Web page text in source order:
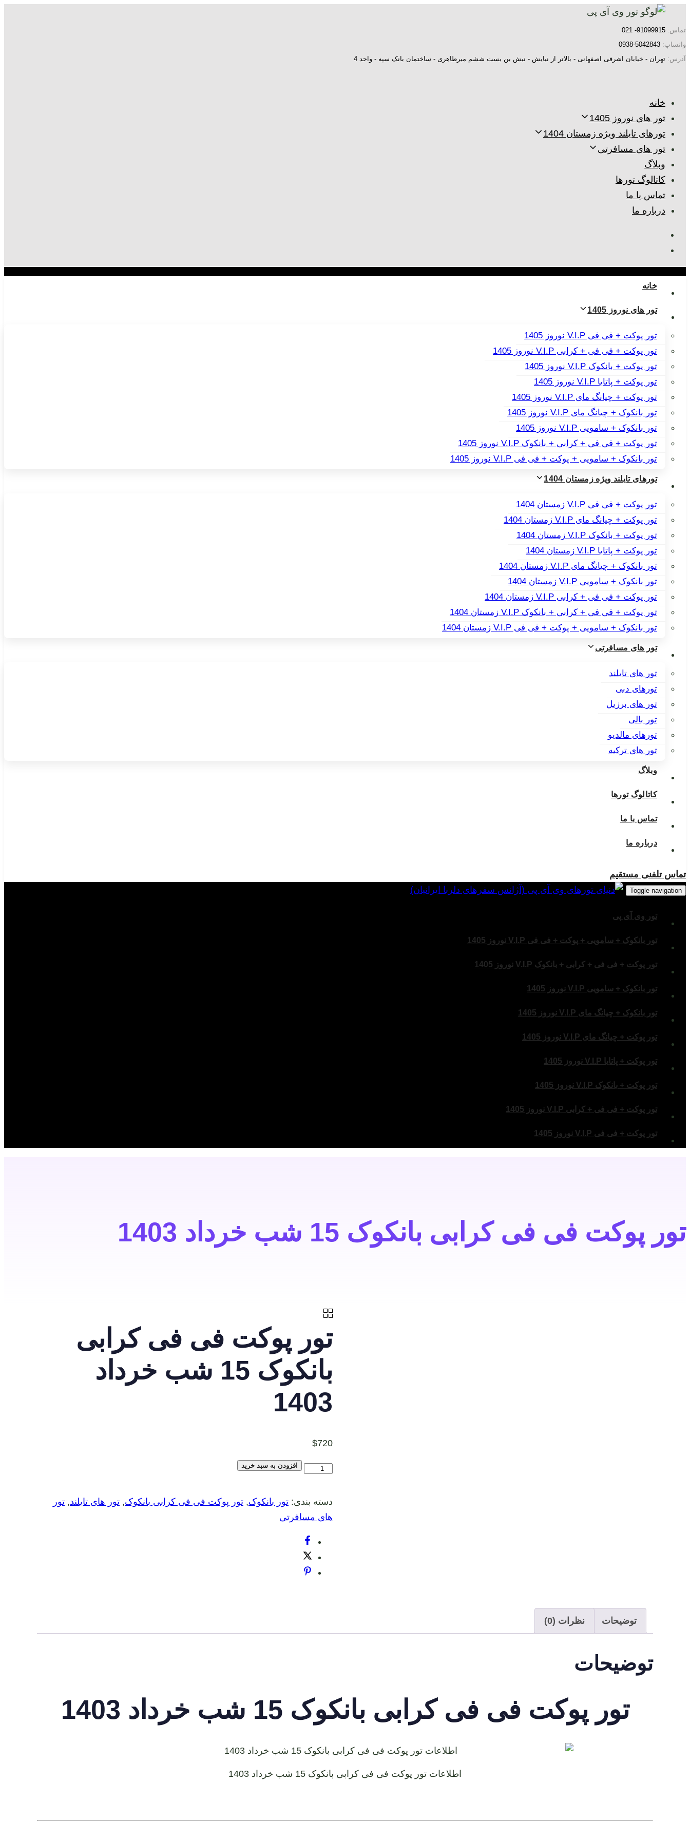
لینک
ها
به
ناوبری
اولیه
محتوا
تماس: 91099915- 021
واتساپ: 5042843-0938
آدرس: تهران - خیابان اشرفی اصفهانی - بالاتر از نیایش - نبش بن بست ششم میرطاهری - ساختمان بانک سپه - واحد 4
خانه
تور های نوروز 1405
تورهای تایلند ویژه زمستان 1404
تور های مسافرتی
وبلاگ
کاتالوگ تورها
تماس با ما
درباره ما
خانه
تور های نوروز 1405
تور پوکت + فی فی V.I.P نوروز 1405
تور پوکت + فی فی + کرابی V.I.P نوروز 1405
تور پوکت + بانکوک V.I.P نوروز 1405
تور پوکت + پاتایا V.I.P نوروز 1405
تور پوکت + چیانگ مای V.I.P نوروز 1405
تور بانکوک + چیانگ مای V.I.P نوروز 1405
تور بانکوک + سامویی V.I.P نوروز 1405
تور پوکت + فی فی + کرابی + بانکوک V.I.P نوروز 1405
تور بانکوک + سامویی + پوکت + فی فی V.I.P نوروز 1405
تورهای تایلند ویژه زمستان 1404
تور پوکت + فی فی V.I.P زمستان 1404
تور پوکت + چیانگ مای V.I.P زمستان 1404
تور پوکت + بانکوک V.I.P زمستان 1404
تور پوکت + پاتایا V.I.P زمستان 1404
تور بانکوک + چیانگ مای V.I.P زمستان 1404
تور بانکوک + سامویی V.I.P زمستان 1404
تور پوکت + فی فی + کرابی V.I.P زمستان 1404
تور پوکت + فی فی + کرابی + بانکوک V.I.P زمستان 1404
تور بانکوک + سامویی + پوکت + فی فی V.I.P زمستان 1404
تور های مسافرتی
تور های تایلند
تورهای دبی
تور های برزیل
تور بالی
تورهای مالدیو
تور های ترکیه
وبلاگ
کاتالوگ تورها
تماس با ما
درباره ما
تماس تلفنی مستقیم
Toggle navigation
تور وی آی پی
تور بانکوک + سامویی + پوکت + فی فی V.I.P نوروز 1405
تور پوکت + فی فی + کرابی + بانکوک V.I.P نوروز 1405
تور بانکوک + سامویی V.I.P نوروز 1405
تور بانکوک + چیانگ مای V.I.P نوروز 1405
تور پوکت + چیانگ مای V.I.P نوروز 1405
تور پوکت + پاتایا V.I.P نوروز 1405
تور پوکت + بانکوک V.I.P نوروز 1405
تور پوکت + فی فی + کرابی V.I.P نوروز 1405
تور پوکت + فی فی V.I.P نوروز 1405
تور پوکت فی فی کرابی بانکوک 15 شب خرداد 1403
تور پوکت فی فی کرابی
بانکوک 15 شب خرداد
1403
$720
تور
فی
فی
بانکوک
شب
افزودن به سبد خرید
دسته بندی: تور بانکوک, تور پوکت فی فی کرابی بانکوک, تور های تایلند, تور
های مسافرتی
توضیحات نظرات (0)
توضیحات
تور پوکت فی فی کرابی بانکوک 15 شب خرداد 1403
اطلاعات تور پوکت فی فی کرابی بانکوک 15 شب خرداد 1403